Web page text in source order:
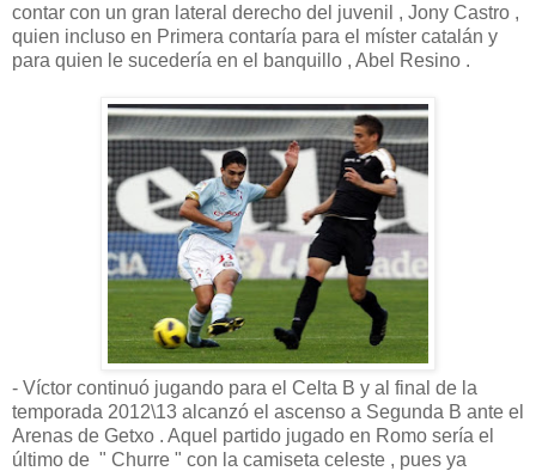
contar con un gran lateral derecho del juvenil , Jony Castro ,
quien incluso en Primera contaría para el míster catalán y
para quien le sucedería en el banquillo , Abel Resino .
- Víctor continuó jugando para el Celta B y al final de la
temporada 2012\13 alcanzó el ascenso a Segunda B ante el
Arenas de Getxo . Aquel partido jugado en Romo sería el
último de " Churre " con la camiseta celeste , pues ya